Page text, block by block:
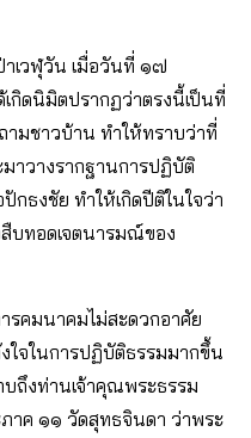
เวฬุวัน เมื่อวันที่ ๑๗
กิดนิมิตปรากฏว่าตรงนี้เป็นที่
มชาวบ้าน ทำให้ทราบว่าที่
าวางรากฐานการปฏิบัติ
กธงชัย ทำให้เกิดปีติในใจว่า
บทอดเจตนารมณ์ของ
รคมนาคมไม่สะดวกอาศัย
ใจในการปฏิบัติธรรมมากขึ้น
ถึงท่านเจ้าคุณพระธรรม
ค ๑๑ วัดสุทธจินดา ว่าพระ